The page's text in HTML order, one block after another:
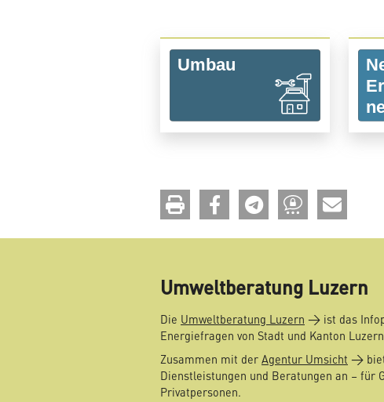
drucken teilen teilen
Umweltberatung Luzern
Die Umweltberatung Luzern
ist das
Energiefragen von Stadt und Kanton
Zusammen mit der Agentur Umsicht
Dienstleistungen und Beratungen an – für
Privatpersonen.